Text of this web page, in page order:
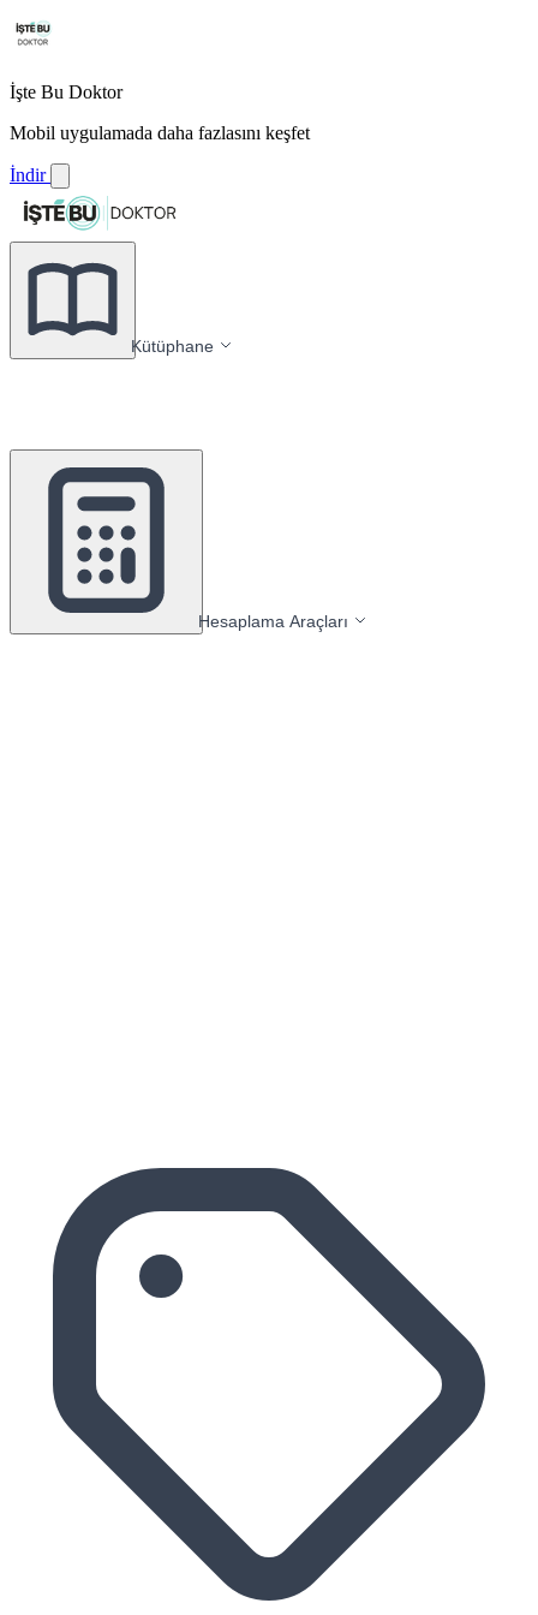
İşte Bu Doktor
Mobil uygulamada daha fazlasını keşfet
İndir
Kütüphane
Hesaplama Araçları